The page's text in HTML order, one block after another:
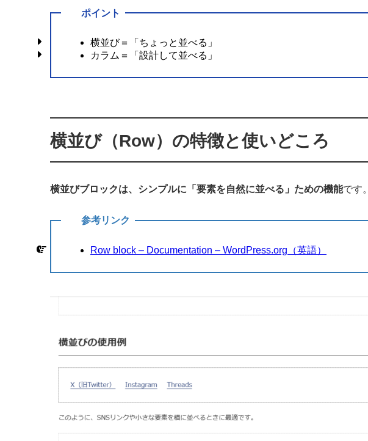
5. よくある失敗例
5.2.カラムの使いすぎ
6. まとめ
ポイント
横並び＝「ちょっと並べる」
カラム＝「設計して並べる」
横並び（Row）の特徴と使いどころ
横並びブロックは、シンプルに「要素を自然に並べる」ための機能です。
参考リンク
Row block – Documentation – WordPress.org（英語）